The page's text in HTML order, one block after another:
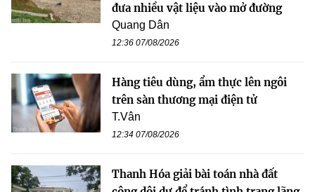
đưa nhiều vật liệu vào mở đường
Quang Dân
12:36 07/08/2026
Hàng tiêu dùng, ẩm thực lên ngôi
trên sàn thương mại điện tử
T.Vân
12:34 07/08/2026
Thanh Hóa giải bài toán nhà đất